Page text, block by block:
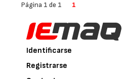
Página 1 de 1 1
Identificarse
Registrarse